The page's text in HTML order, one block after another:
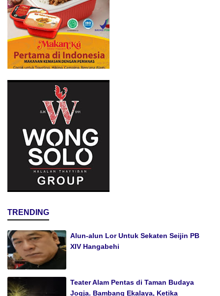
TRENDING
Alun-alun Lor Untuk Sekaten Seijin PB
XIV Hangabehi
Teater Alam Pentas di Taman Budaya
Jogja. Bambang Ekalaya, Ketika